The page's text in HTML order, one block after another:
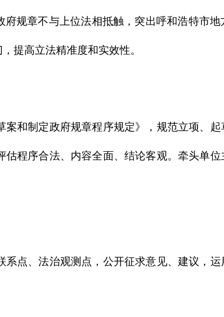
规章不与上位法相抵触，突出呼和浩特市
提高立法精准度和实效性。
制定政府规章程序规定》，规范立项、起
程序合法、内容全面、结论客观。牵头单
、法治观测点，公开征求意见、建议，运